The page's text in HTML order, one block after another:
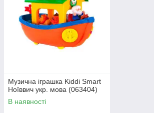
Музична іграшка Kiddi Smart
Ноїввич укр. мова (063404)
В наявності